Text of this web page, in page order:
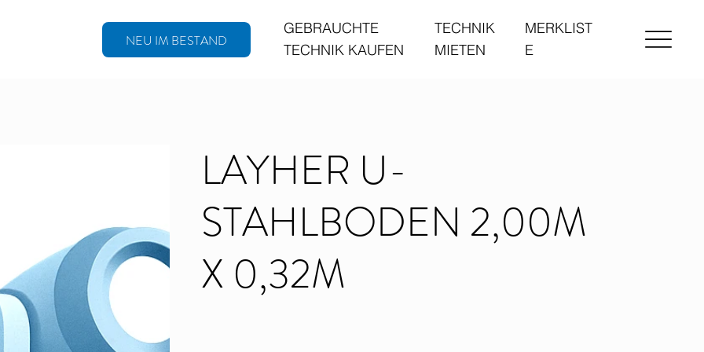
GEBRAUCHTE
TECHNIK KAUFEN
TECHNIK
MIETEN
MERKLIST
E
NEU IM BESTAND
LAYHER U-
STAHLBODEN 2,00M
X 0,32M